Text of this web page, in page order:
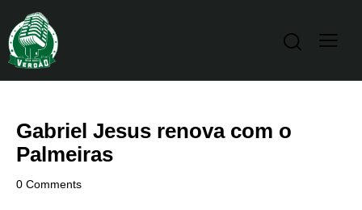
Gabriel Jesus renova com o
Palmeiras
0 Comments